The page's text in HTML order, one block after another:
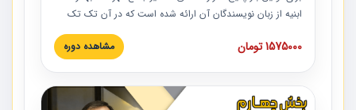
ابنیه از زبان نویسندگان آن ارائه شده است که در آن تک تک
ردیف ها و مطالب فهرست بها تفسیر و ارائه شده است. این
دوره به صورت کامل تصویری بوده و به همراه تصاویر عملیات
دوره با کلام مهندس علیرضاحسین‌زاده مدیر پروژه مهندسی
مشاور در امر بازنگری فهرست بها رشته ابنیه ارائه شده و به تمام
1575000 تومان مشاهده دوره